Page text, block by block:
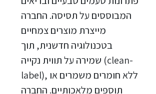
המבוססים על תסיסה. החברה
מייצרת מוצרים צמחיים
בטכנולוגיה חדשנית, תוך
שמירה על תווית נקייה (clean-
label), ללא חומרים משמרים או
תוספים מלאכותיים. החברה